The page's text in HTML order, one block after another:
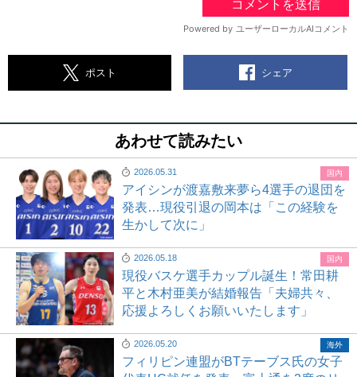
ポスト シェア
あわせて読みたい
2026.05.31
アイシンが渡嘉敷来夢ら4選手の退団を
発表…現役引退の岡本は「この経験を
生かして次に」
国内
2026.05.18
現役バスケ選手カップル誕生！常田耕
平と木村亜美が結婚報告「夫婦共々、
応援よろしくお願いいたします」
国内
2026.05.20
フィリピン連盟がBTテーブス氏の女子
海外